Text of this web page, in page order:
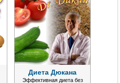
Диета Дюкана
Эффективная диета без